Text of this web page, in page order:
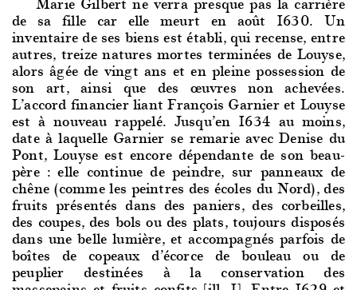
de sa fille car elle meurt en août 1630. Un
inventaire de ses biens est établi, qui recense, entre
autres, treize natures mortes terminées de Louyse,
alors âgée de vingt ans et en pleine possession de
son art, ainsi que des œuvres non achevées.
L’accord financier liant François Garnier et Louyse
est à nouveau rappelé. Jusqu’en 1634 au moins,
date à laquelle Garnier se remarie avec Denise du
Pont, Louyse est encore dépendante de son beau-
père : elle continue de peindre, sur panneaux de
chêne (comme les peintres des écoles du Nord), des
fruits présentés dans des paniers, des corbeilles,
des coupes, des bols ou des plats, toujours disposés
dans une belle lumière, et accompagnés parfois de
boîtes de copeaux d’écorce de bouleau ou de
peuplier destinées à la conservation des